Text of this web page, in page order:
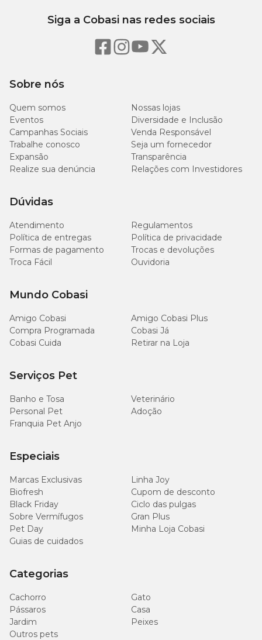
insetos costumam fazer seus ninhos.
piperonila, solvente e propelentes.
Dosagem
Aplique o produto de acordo com o tamanho da colônia ou nível
de infestação.
Adquira o
Faça parte do
Programa Amigo Cobasie ganhe descontos
exclusivos. E se preferir, opte pela
retirada na Lojae leve seu
produto com mais agilidade e comodidade.
Sobre nós
Quem somos
Nossas lojas
Eventos
Diversidade e Inclusão
Campanhas Sociais
Venda Responsável
Trabalhe conosco
Seja um fornecedor
Expansão
Transparência
Realize sua denúncia
Relações com Investidores
Dúvidas
Atendimento
Regulamentos
Política de entregas
Política de privacidade
Formas de pagamento
Trocas e devoluções
Troca Fácil
Ouvidoria
Mundo Cobasi
Amigo Cobasi
Amigo Cobasi Plus
Compra Programada
Cobasi Já
Cobasi Cuida
Retirar na Loja
Serviços Pet
Banho e Tosa
Veterinário
Personal Pet
Adoção
Franquia Pet Anjo
Especiais
Marcas Exclusivas
Linha Joy
Biofresh
Cupom de desconto
Black Friday
Ciclo das pulgas
Sobre Vermífugos
Gran Plus
Pet Day
Minha Loja Cobasi
Guias de cuidados
Categorias
Cachorro
Gato
Pássaros
Casa
Jardim
Peixes
Outros pets
Siga a Cobasi nas redes sociais